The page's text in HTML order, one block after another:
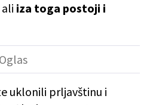
iza toga postoji i
uklonili prljavštinu i